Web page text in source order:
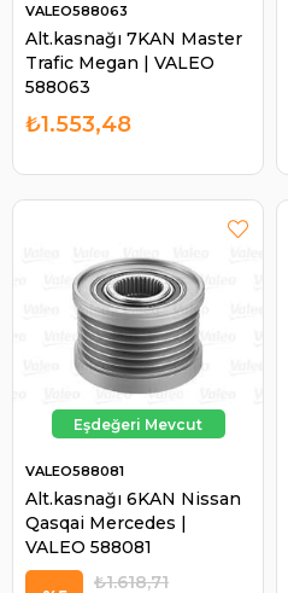
Alt.kasnağı 7KAN Master
Trafic Megan | VALEO
588063
VALEO588063
₺1.553,48
Alt.kasnağı 6KAN Nissan
Qasqai Mercedes |
VALEO 588081
VALEO588081
₺1.618,71